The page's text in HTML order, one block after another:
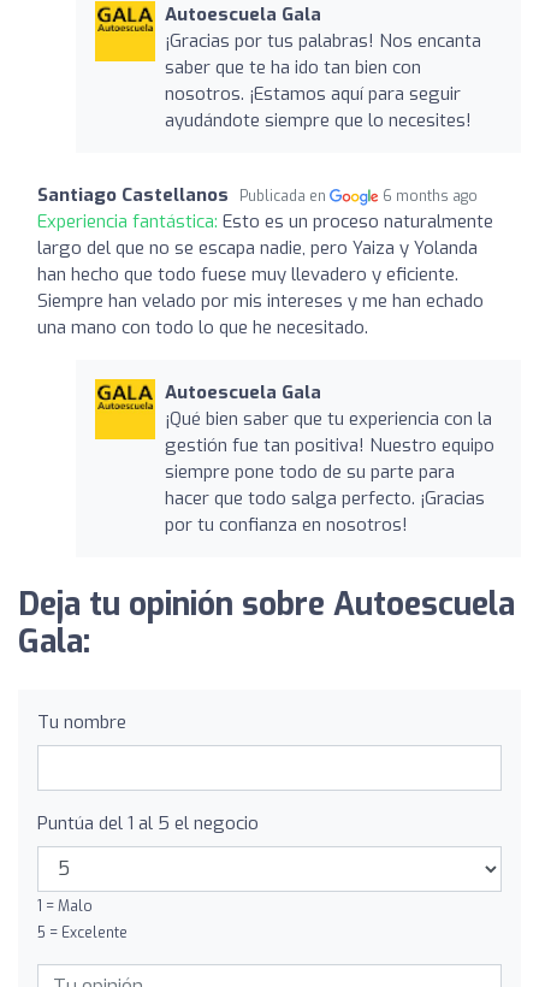
Autoescuela Gala
¡Gracias por tus palabras! Nos encanta
saber que te ha ido tan bien con
nosotros. ¡Estamos aquí para seguir
ayudándote siempre que lo necesites!
Santiago Castellanos Publicada en 6 months ago
Experiencia fantástica: Esto es un proceso naturalmente
largo del que no se escapa nadie, pero Yaiza y Yolanda
han hecho que todo fuese muy llevadero y eficiente.
Siempre han velado por mis intereses y me han echado
una mano con todo lo que he necesitado.
Autoescuela Gala
¡Qué bien saber que tu experiencia con la
gestión fue tan positiva! Nuestro equipo
siempre pone todo de su parte para
hacer que todo salga perfecto. ¡Gracias
por tu confianza en nosotros!
Deja tu opinión sobre Autoescuela
Gala:
Tu nombre
Puntúa del 1 al 5 el negocio
1 = Malo
5 = Excelente